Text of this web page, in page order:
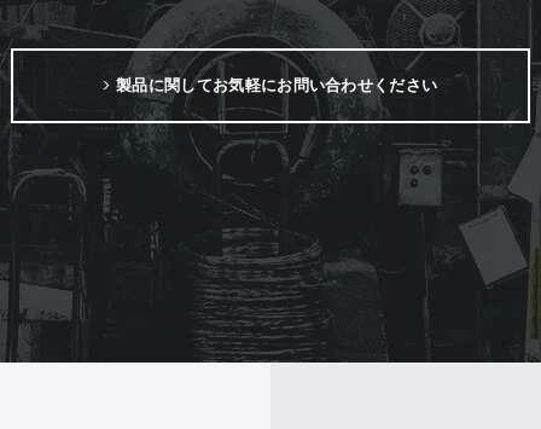
製品に関してお気軽にお問い合わせください